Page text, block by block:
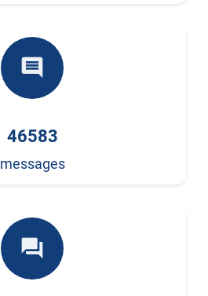
comment
46583
messages
forum